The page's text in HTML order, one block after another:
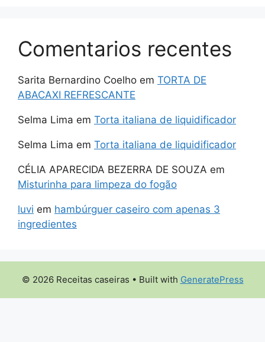
Comentarios recentes
Sarita Bernardino Coelho em TORTA DE
ABACAXI REFRESCANTE
Selma Lima em Torta italiana de liquidificador
Selma Lima em Torta italiana de liquidificador
CÉLIA APARECIDA BEZERRA DE SOUZA em
Misturinha para limpeza do fogão
luvi em hambúrguer caseiro com apenas 3
ingredientes
© 2026 Receitas caseiras • Built with GeneratePress